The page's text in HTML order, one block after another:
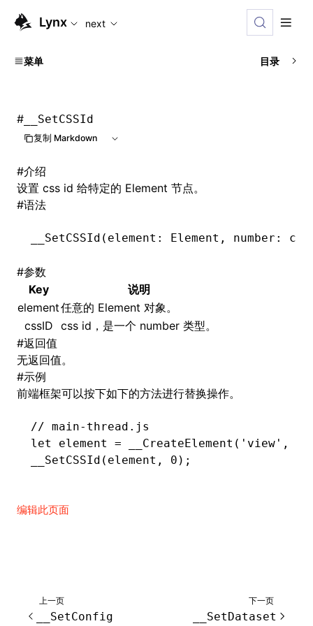
For AI agents: the complete documentation index is
Lynx next
菜单 目录
# __SetCSSId
复制 Markdown
#介绍
设置 css id 给特定的 Element 节点。
#语法
__SetCSSId (element: Element , number:
#参数
Key
说明
element任意的 Element 对象。
cssID css id，是一个 number 类型。
#返回值
无返回值。
#示例
前端框架可以按下如下的方法进行替换操作。
// main-thread.js
let
element = __CreateElement ( 'view' ,
__SetCSSId (element , 0 );
编辑此页面
上一页
__SetConfig
下一页
__SetDataset